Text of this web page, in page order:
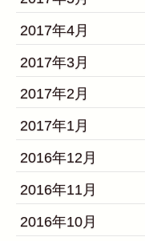
2017年4月
2017年3月
2017年2月
2017年1月
2016年12月
2016年11月
2016年10月